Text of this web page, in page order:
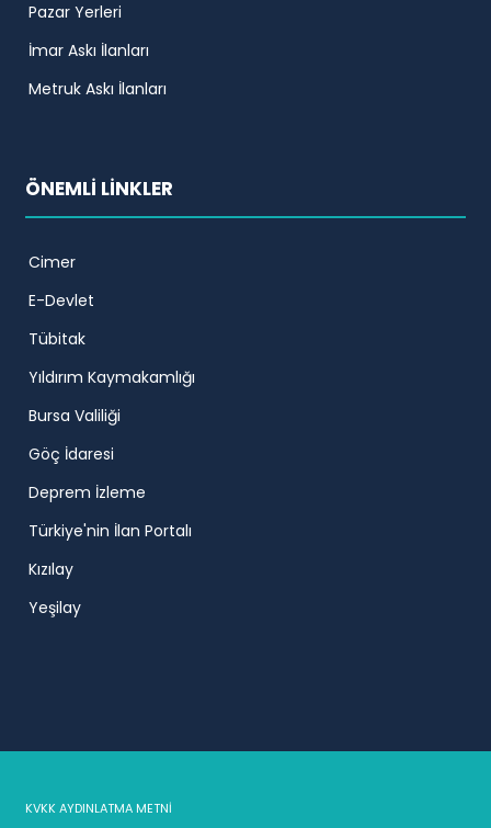
Pazar Yerleri
İmar Askı İlanları
Metruk Askı İlanları
ÖNEMLİ LİNKLER
Cimer
E-Devlet
Tübitak
Yıldırım Kaymakamlığı
Bursa Valiliği
Göç İdaresi
Deprem İzleme
Türkiye'nin İlan Portalı
Kızılay
Yeşilay
KVKK AYDINLATMA METNİ